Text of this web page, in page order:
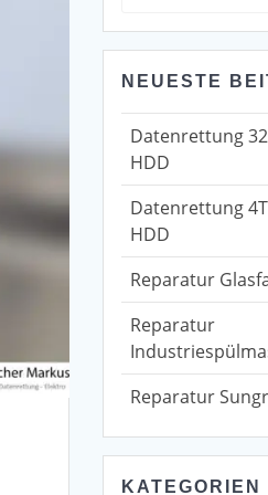
NEUESTE
Datenrettung
HDD
Datenrettung
HDD
Reparatur
Reparatur
Reparatur
KATEGORIEN